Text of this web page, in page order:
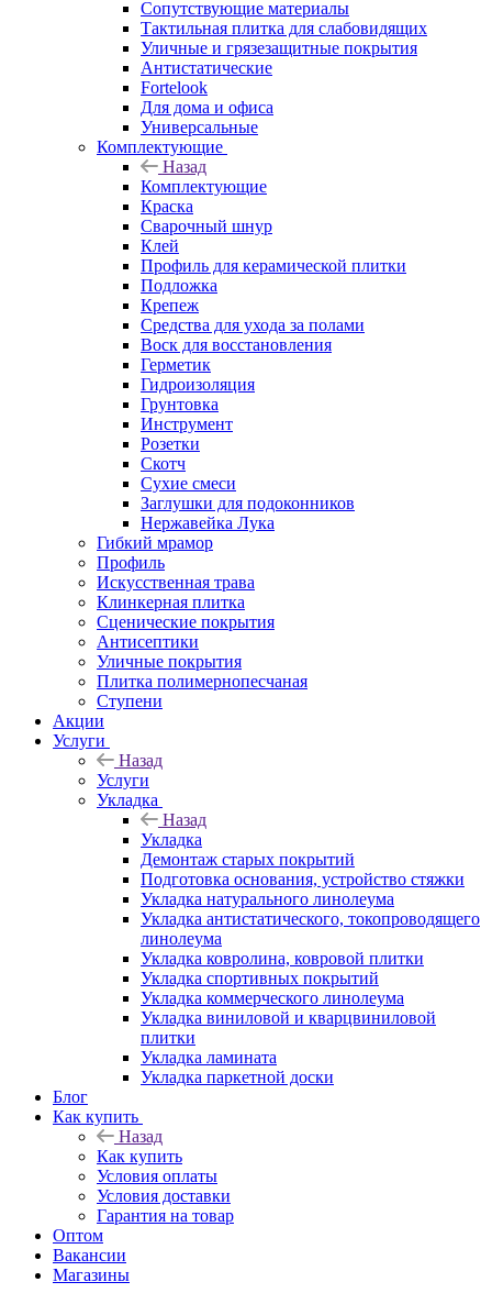
Сопутствующие материалы
Тактильная плитка для слабовидящих
Уличные и грязезащитные покрытия
Антистатические
Fortelook
Для дома и офиса
Универсальные
Комплектующие
Назад
Комплектующие
Краска
Сварочный шнур
Клей
Профиль для керамической плитки
Подложка
Крепеж
Средства для ухода за полами
Воск для восстановления
Герметик
Гидроизоляция
Грунтовка
Инструмент
Розетки
Скотч
Сухие смеси
Заглушки для подоконников
Нержавейка Лука
Гибкий мрамор
Профиль
Искусственная трава
Клинкерная плитка
Сценические покрытия
Антисептики
Уличные покрытия
Плитка полимернопесчаная
Ступени
Акции
Услуги
Назад
Услуги
Укладка
Назад
Укладка
Демонтаж старых покрытий
Подготовка основания, устройство стяжки
Укладка натурального линолеума
Укладка антистатического, токопроводящего
линолеума
Укладка ковролина, ковровой плитки
Укладка спортивных покрытий
Укладка коммерческого линолеума
Укладка виниловой и кварцвиниловой
плитки
Укладка ламината
Укладка паркетной доски
Блог
Как купить
Назад
Как купить
Условия оплаты
Условия доставки
Гарантия на товар
Оптом
Вакансии
Магазины